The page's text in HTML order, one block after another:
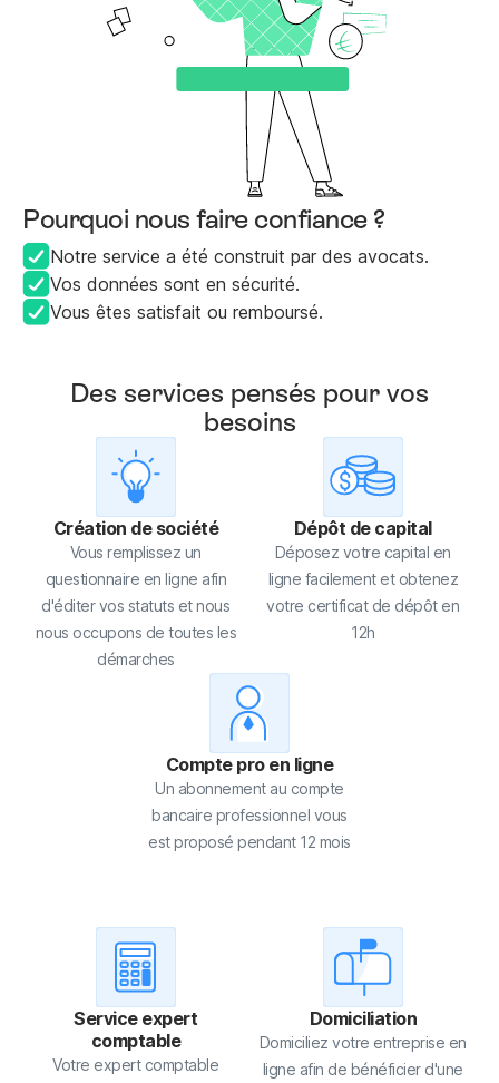
Pourquoi nous faire confiance ?
Notre service a été construit par des avocats.
Vos données sont en sécurité.
Vous êtes satisfait ou remboursé.
Des services pensés pour vos
besoins
Création de société
Vous remplissez un
questionnaire en ligne afin
d'éditer vos statuts et nous
nous occupons de toutes les
démarches
Dépôt de capital
Déposez votre capital en
ligne facilement et obtenez
votre certificat de dépôt en
12h
Compte pro en ligne
Un abonnement au compte
bancaire professionnel vous
est proposé pendant 12 mois
Service expert
comptable
Votre expert comptable
Domiciliation
Domiciliez votre entreprise en
ligne afin de bénéficier d'une